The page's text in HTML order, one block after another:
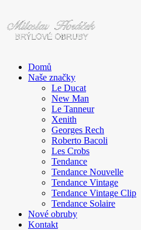
Domů
Naše značky
Le Ducat
New Man
Le Tanneur
Xenith
Georges Rech
Roberto Bacoli
Les Crobs
Tendance
Tendance Nouvelle
Tendance Vintage
Tendance Vintage Clip
Tendance Solaire
Nové obruby
Kontakt